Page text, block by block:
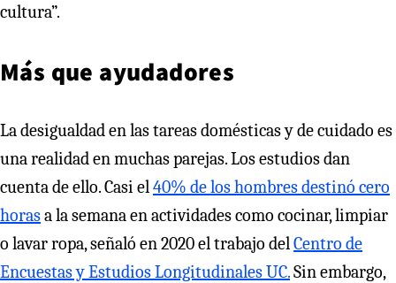
cultura”.
Más que ayudadores
La desigualdad en las tareas domésticas y de cuidado es
una realidad en muchas parejas. Los estudios dan
cuenta de ello. Casi el40% de los hombres destinó cero
horasa la semana en actividades como cocinar, limpiar
o lavar ropa, señaló en 2020 el trabajo delCentro de
Encuestas y Estudios Longitudinales UC.Sin embargo,